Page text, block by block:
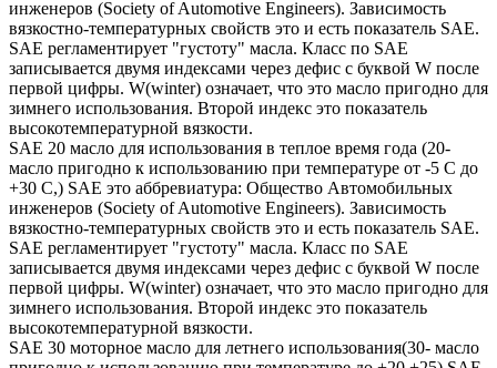
инженеров (Society of Automotive Engineers). Зависимость
вязкостно-температурных свойств это и есть показатель SAE.
SAE регламентирует "густоту" масла. Класс по SAE
записывается двумя индексами через дефис с буквой W после
первой цифры. W(winter) означает, что это масло пригодно для
зимнего использования. Второй индекс это показатель
высокотемпературной вязкости.
SAE 20 масло для использования в теплое время года (20-
масло пригодно к использованию при температуре от -5 С до
+30 С,) SAE это аббревиатура: Общество Автомобильных
инженеров (Society of Automotive Engineers). Зависимость
вязкостно-температурных свойств это и есть показатель SAE.
SAE регламентирует "густоту" масла. Класс по SAE
записывается двумя индексами через дефис с буквой W после
первой цифры. W(winter) означает, что это масло пригодно для
зимнего использования. Второй индекс это показатель
высокотемпературной вязкости.
SAE 30 моторное масло для летнего использования(30- масло